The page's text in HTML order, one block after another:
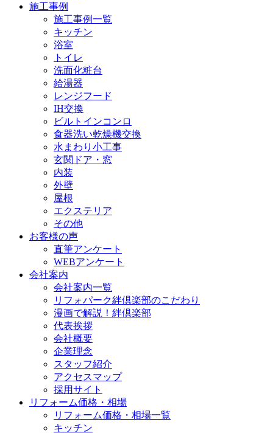
施工事例
施工事例一覧
キッチン
浴室
トイレ
洗面化粧台
給湯器
レンジフード
IH交換
ビルトインコンロ
食器洗い乾燥機交換
水まわり小工事
玄関ドア・窓
内装
外壁
屋根
エクステリア
その他
お客様の声
直筆アンケート
WEBアンケート
会社案内
会社案内一覧
リフォパーク絆倶楽部のこだわり
漫画で解説！絆倶楽部
代表挨拶
会社概要
企業理念
スタッフ紹介
アクセスマップ
採用サイト
リフォーム価格・相場
リフォーム価格・相場一覧
キッチン